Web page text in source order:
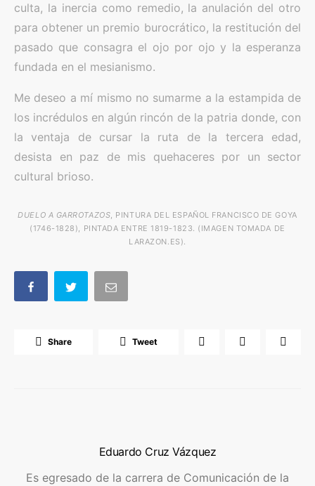
culta, la inercia como remedio, la anulación del otro
para obtener un premio burocrático, la restitución del
pasado que consagra el ojo por ojo y la esperanza
fundada en el mesianismo.
Me deseo a mí mismo no sumarme a la estampida de
los incrédulos en algún rincón de la patria donde, con
la ventaja de cursar la ruta de la tercera edad,
desista en paz de mis quehaceres por un sector
cultural brioso.
DUELO A GARROTAZOS, PINTURA DEL ESPAÑOL FRANCISCO DE GOYA
(1746-1828), PINTADA ENTRE 1819-1823. (IMAGEN TOMADA DE
LARAZON.ES).
Share Tweet
Eduardo Cruz Vázquez
Es egresado de la carrera de Comunicación de la